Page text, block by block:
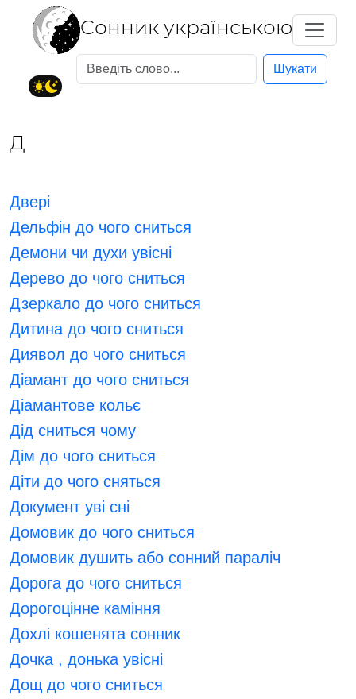
Cонник українською
Шукати
Д
Двері
Дельфін до чого сниться
Демони чи духи увісні
Дерево до чого сниться
Дзеркало до чого сниться
Дитина до чого сниться
Диявол до чого сниться
Діамант до чого сниться
Діамантове кольє
Дід сниться чому
Дім до чого сниться
Діти до чого сняться
Документ уві сні
Домовик до чого сниться
Домовик душить або сонний параліч
Дорога до чого сниться
Дорогоцінне каміння
Дохлі кошенята сонник
Дочка , донька увісні
Дощ до чого сниться